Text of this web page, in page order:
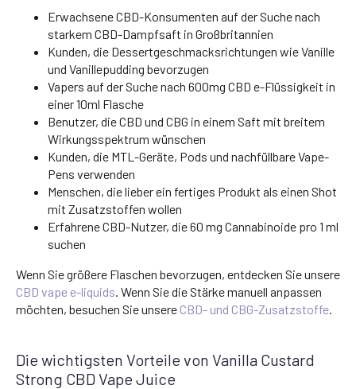
Erwachsene CBD-Konsumenten auf der Suche nach
starkem CBD-Dampfsaft in Großbritannien
Kunden, die Dessertgeschmacksrichtungen wie Vanille
und Vanillepudding bevorzugen
Vapers auf der Suche nach 600mg CBD e-Flüssigkeit in
einer 10ml Flasche
Benutzer, die CBD und CBG in einem Saft mit breitem
Wirkungsspektrum wünschen
Kunden, die MTL-Geräte, Pods und nachfüllbare Vape-
Pens verwenden
Menschen, die lieber ein fertiges Produkt als einen Shot
mit Zusatzstoffen wollen
Erfahrene CBD-Nutzer, die 60 mg Cannabinoide pro 1 ml
suchen
Wenn Sie größere Flaschen bevorzugen, entdecken Sie unsere
CBD vape e-liquids . Wenn Sie die Stärke manuell anpassen
möchten, besuchen Sie unsere CBD- und CBG-Zusatzstoffe
Die wichtigsten Vorteile von Vanilla Custard
Strong CBD Vape Juice